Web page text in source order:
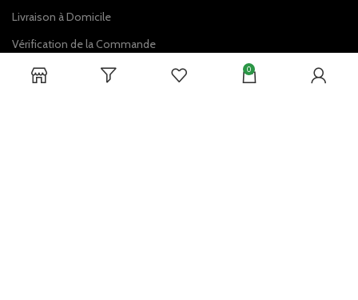
Livraison à Domicile
Vérification de la Commande
0